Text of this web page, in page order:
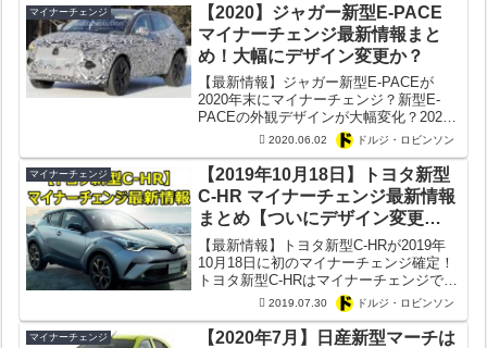
マイナーチェンジ
【2020】ジャガー新型E-PACE
マイナーチェンジ最新情報まと
め！大幅にデザイン変更か？
【最新情報】ジャガー新型E-PACEが
2020年末にマイナーチェンジ？新型E-
PACEの外観デザインが大幅変化？2020
年のマイナーチェンジで新型E-PACEは
2020.06.02 ドルジ・ロビンソン
マイナーチェンジ
【2019年10月18日】トヨタ新型
C-HR マイナーチェンジ最新情報
まとめ【ついにデザイン変更
か？】
【最新情報】トヨタ新型C-HRが2019年
10月18日に初のマイナーチェンジ確定！
トヨタ新型C-HRはマイナーチェンジでデ
ザインが変更？新型C-HR GRスポーツも
ついに投入？装備の追加などマイナーチ
ェンジ最新情報を徹底解説！
2019.07.30 ドルジ・ロビンソン
マイナーチェンジ
【2020年7月】日産新型マーチは